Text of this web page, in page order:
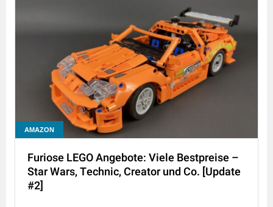
AMAZON
Furiose LEGO Angebote: Viele Bestpreise –
Star Wars, Technic, Creator und Co. [Update
#2]